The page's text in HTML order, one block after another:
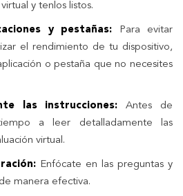
y tenlos listos.
y pestañas: Para evitar
el rendimiento de tu dispositivo,
o pestaña que no necesites
las instrucciones: Antes de
a leer detalladamente las
virtual.
Enfócate en las preguntas y
manera efectiva.